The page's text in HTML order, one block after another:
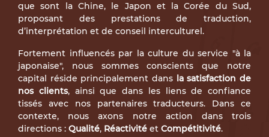
que sont la Chine, le Japon et la Corée du Sud,
proposant des prestations de traduction,
d’interprétation et de conseil interculturel.
Fortement influencés par la culture du service "à la
japonaise", nous sommes conscients que notre
capital réside principalement dans la satisfaction de
nos clients, ainsi que dans les liens de confiance
tissés avec nos partenaires traducteurs. Dans ce
contexte, nous axons notre action dans trois
directions : Qualité, Réactivité et Compétitivité.